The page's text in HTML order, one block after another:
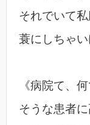
それでいて
蓑にしちゃ
《病院て、
そうな患者